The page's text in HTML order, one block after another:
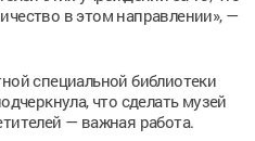
в этом направлении», —
специальной библиотеки
что сделать музей
— важная работа.